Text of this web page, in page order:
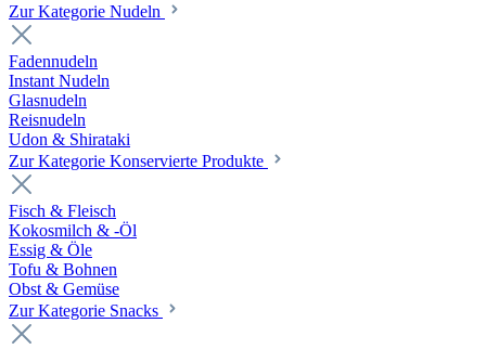
Zur Kategorie Nudeln
Fadennudeln
Instant Nudeln
Glasnudeln
Reisnudeln
Udon & Shirataki
Zur Kategorie Konservierte Produkte
Fisch & Fleisch
Kokosmilch & -Öl
Essig & Öle
Tofu & Bohnen
Obst & Gemüse
Zur Kategorie Snacks